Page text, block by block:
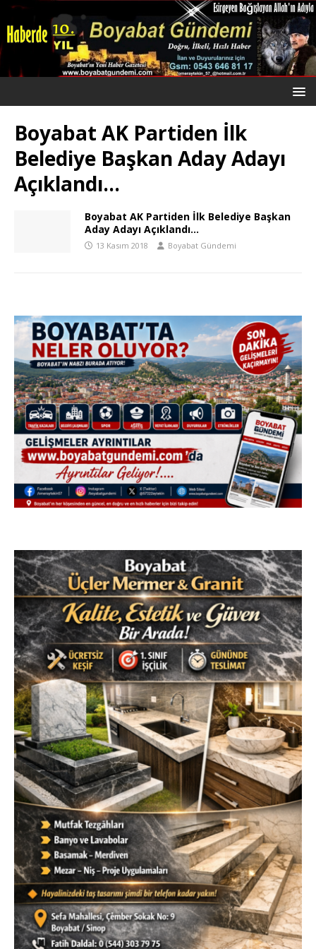
Boyabat AK Partiden İlk
Belediye Başkan Aday Adayı
Açıklandı…
Boyabat AK Partiden İlk Belediye Başkan
Aday Adayı Açıklandı…
13 Kasım 2018 Boyabat Gündemi